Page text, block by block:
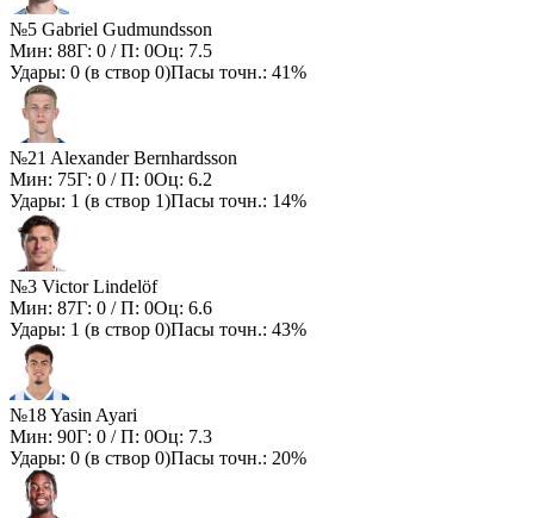
№5 Gabriel Gudmundsson
Мин: 88Г: 0 / П: 0Оц: 7.5
Удары: 0 (в створ 0)Пасы точн.: 41%
№21 Alexander Bernhardsson
Мин: 75Г: 0 / П: 0Оц: 6.2
Удары: 1 (в створ 1)Пасы точн.: 14%
№3 Victor Lindelöf
Мин: 87Г: 0 / П: 0Оц: 6.6
Удары: 1 (в створ 0)Пасы точн.: 43%
№18 Yasin Ayari
Мин: 90Г: 0 / П: 0Оц: 7.3
Удары: 0 (в створ 0)Пасы точн.: 20%